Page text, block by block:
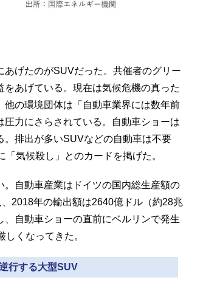
げたのがSUVだった。共催者のグリー
あげている。現在は気候危機の真った
の環境団体は「自動車業界には数年前
力にさらされている。自動車ショーは
排出が多いSUVなどの自動車は不要
気候殺し」とのカードを掲げた。
自動車産業はドイツの国内総生産額の
2018年の輸出額は2640億ドル（約28兆
自動車ショーの直前にベルリンで発生
くなってきた。
行する大型SUV